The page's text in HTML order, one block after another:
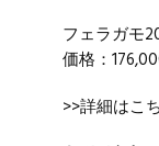
フェラガモ
価格：
>>詳細はこ